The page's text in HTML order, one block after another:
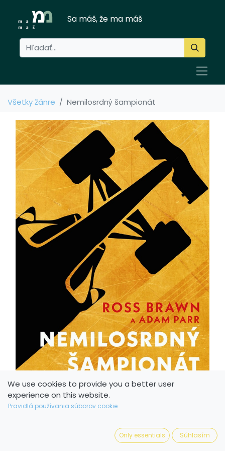
Sa máš, že ma máš
Všetky žánre Nemilosrdný šampionát
Nemilosrdný
We use cookies to provide you a better user
experience on this website.
Pravidlá používania súborov cookie
Only essentials Súhlasím